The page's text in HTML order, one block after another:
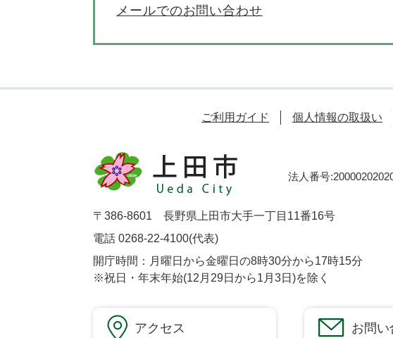
メールでのお問い合わせ
ご利用ガイド 個人情報の取扱い
法人番号
〒386-8601 長野県上田市大手一丁目11番16号
電話 0268-22-4100(代表)
開庁時間：月曜日から金曜日の8時30分から17時15分
※祝日・年末年始(12月29日から1月3日)を除く
アクセス お問い